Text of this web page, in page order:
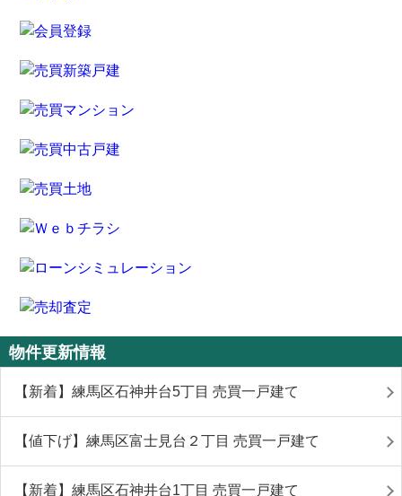
物件更新情報
【新着】練馬区石神井台5丁目 売買一戸建て
【値下げ】練馬区富士見台２丁目 売買一戸建て
【新着】練馬区石神井台1丁目 売買一戸建て